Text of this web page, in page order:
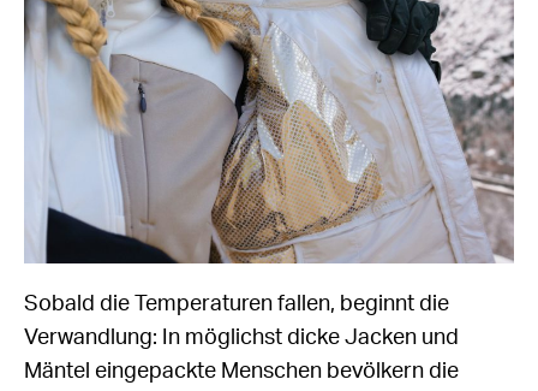
Sobald die Temperaturen fallen, beginnt die
Verwandlung: In möglichst dicke Jacken und
Mäntel eingepackte Menschen bevölkern die